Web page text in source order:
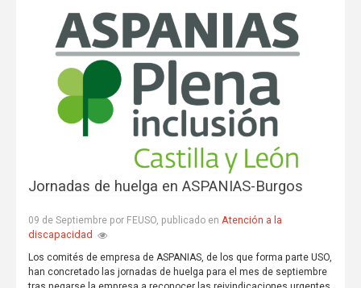
Jornadas de huelga en ASPANIAS-Burgos
09 de Septiembre por FEUSO, publicado en Atención a la
discapacidad
Los comités de empresa de ASPANIAS, de los que forma parte USO,
han concretado las jornadas de huelga para el mes de septiembre